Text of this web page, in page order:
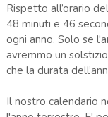
Rispetto all’orario
48 minuti e 46
ogni anno. Solo se
avremmo un
che la durata
Il nostro calendario